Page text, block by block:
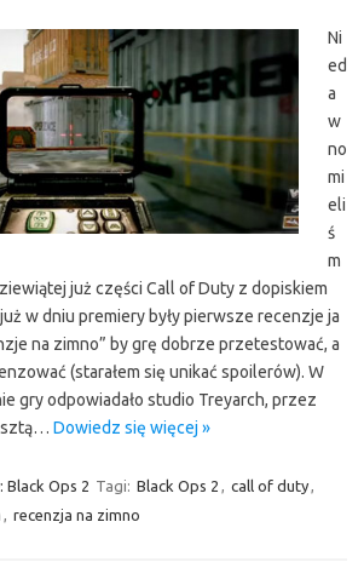
Ni
ed
a
w
no
mi
eli
ś
m
już części Call of Duty z dopiskiem
w dniu premiery były pierwsze recenzje ja
na zimno” by grę dobrze przetestować, a
(starałem się unikać spoilerów). W
gry odpowiadało studio Treyarch, przez
Dowiedz się więcej »
Black Ops 2 Tagi: Black Ops 2 call of duty
recenzja na zimno